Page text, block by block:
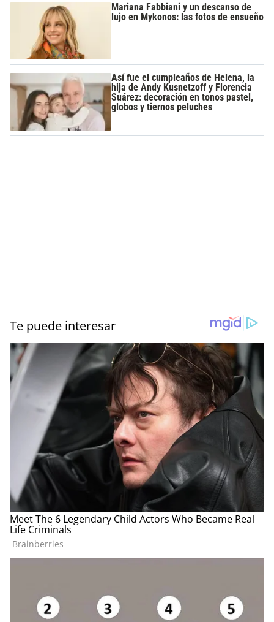
Mariana Fabbiani y un descanso de
lujo en Mykonos: las fotos de ensueño
Así fue el cumpleaños de Helena, la
hija de Andy Kusnetzoff y Florencia
Suárez: decoración en tonos pastel,
globos y tiernos peluches